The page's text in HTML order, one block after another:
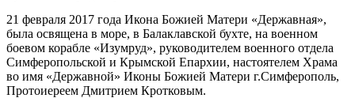
21 февраля 2017 года Икона Божией Матери «Державная»,
была освящена в море, в Балаклавской бухте, на военном
боевом корабле «Изумруд», руководителем военного отдела
Симферопольской и Крымской Епархии, настоятелем Храма
во имя «Державной» Иконы Божией Матери г.Симферополь,
Протоиереем Дмитрием Кротковым.